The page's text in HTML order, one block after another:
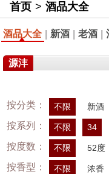
首页 > 酒品大全
酒品大全 新酒 老酒
源沣
按分类： 不限 新酒
按系列： 不限 34
按度数： 不限 52度
按香型： 不限 浓香